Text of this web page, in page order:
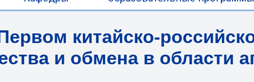
китайско-
и обмена в области